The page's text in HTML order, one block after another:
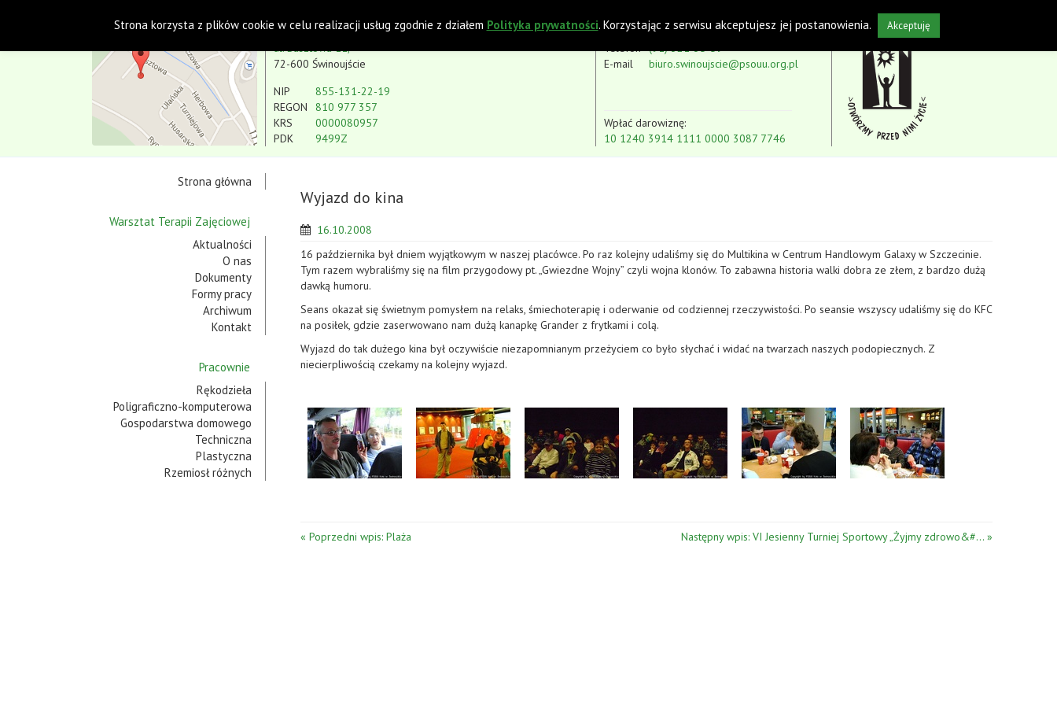
Koło w Świnoujściu
ul. Basztowa 11,
72-600 Świnoujście
NIP
REGON
KRS
PDK
855-131-22-19
810 977 357
0000080957
9499Z
Telefon
E-mail
(91) 321-35-59
biuro.swinoujscie@psouu.org.pl
Wpłać darowiznę:
10 1240 3914 1111 0000 3087 7746
Strona główna
Warsztat Terapii Zajęciowej
Aktualności
O nas
Dokumenty
Formy pracy
Archiwum
Kontakt
Pracownie
Rękodzieła
Poligraficzno-komputerowa
Gospodarstwa domowego
Techniczna
Plastyczna
Rzemiosł różnych
Wyjazd do kina
16.10.2008
16 października był dniem wyjątkowym w naszej placówce. Po raz kolejny udaliśmy się do Multikina w Centrum Handlowym Galaxy w Szczecinie.
Tym razem wybraliśmy się na film przygodowy pt. „Gwiezdne Wojny” czyli wojna klonów. To zabawna historia walki dobra ze złem, z bardzo dużą
dawką humoru.
Seans okazał się świetnym pomysłem na relaks, śmiechoterapię i oderwanie od codziennej rzeczywistości. Po seansie wszyscy udaliśmy się do KFC
na posiłek, gdzie zaserwowano nam dużą kanapkę Grander z frytkami i colą.
Wyjazd do tak dużego kina był oczywiście niezapomnianym przeżyciem co było słychać i widać na twarzach naszych podopiecznych. Z
niecierpliwością czekamy na kolejny wyjazd.
« Poprzedni wpis: Plaża Następny wpis: VI Jesienny Turniej Sportowy „Żyjmy zdrowo&#… »
Strona korzysta z plików cookie w celu realizacji usług zgodnie z działem Polityka prywatności. Korzystając z serwisu akceptujesz jej postanowienia. Akceptuję